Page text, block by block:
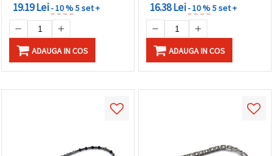
19.19 Lei- 10 %5 set +
ADAUGA IN COS
16.38 Lei- 10 %5 set +
ADAUGA IN COS